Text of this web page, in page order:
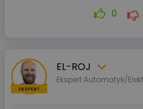
0
EL-ROJ
Ekspert Automatyk/